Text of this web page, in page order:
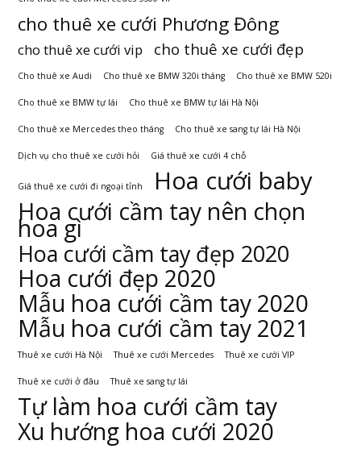
cho thuê xe cưới Phương Đông
cho thuê xe cưới vip cho thuê xe cưới đẹp
Cho thuê xe Audi Cho thuê xe BMW 320i tháng Cho thuê xe BMW 520i
Cho thuê xe BMW tự lái Cho thuê xe BMW tự lái Hà Nội
Cho thuê xe Mercedes theo tháng Cho thuê xe sang tự lái Hà Nội
Dịch vụ cho thuê xe cưới hỏi Giá thuê xe cưới 4 chỗ
Giá thuê xe cưới đi ngoại tỉnh Hoa cưới baby
Hoa cưới cầm tay nên chọn
hoa gì
Hoa cưới cầm tay đẹp 2020
Hoa cưới đẹp 2020
Mẫu hoa cưới cầm tay 2020
Mẫu hoa cưới cầm tay 2021
Thuê xe cưới Hà Nội Thuê xe cưới Mercedes Thuê xe cưới VIP
Thuê xe cưới ở đâu Thuê xe sang tự lái
Tự làm hoa cưới cầm tay
Xu hướng hoa cưới 2020